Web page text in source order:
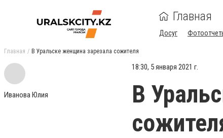
Главная
Досуг
Главная В Уральске женщина зарезала сожителя
Иванова Юлия
18:30, 5 января 2021 г.
В